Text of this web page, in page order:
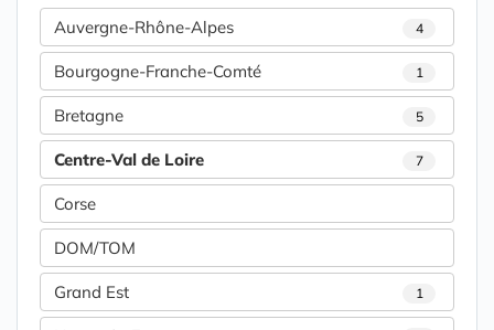
Auvergne-Rhône-Alpes 4
Bourgogne-Franche-Comté 1
Bretagne 5
Centre-Val de Loire 7
Corse
DOM/TOM
Grand Est 1